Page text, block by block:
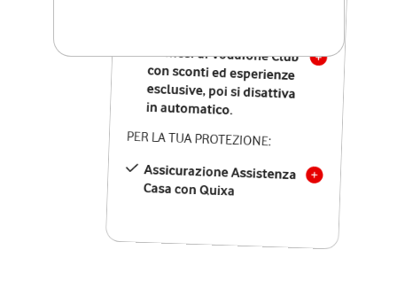
12 mesi di Vodafone Club
con sconti ed esperienze
esclusive, poi si disattiva
in automatico.
PER LA TUA PROTEZIONE:
Assicurazione Assistenza
Casa con Quixa